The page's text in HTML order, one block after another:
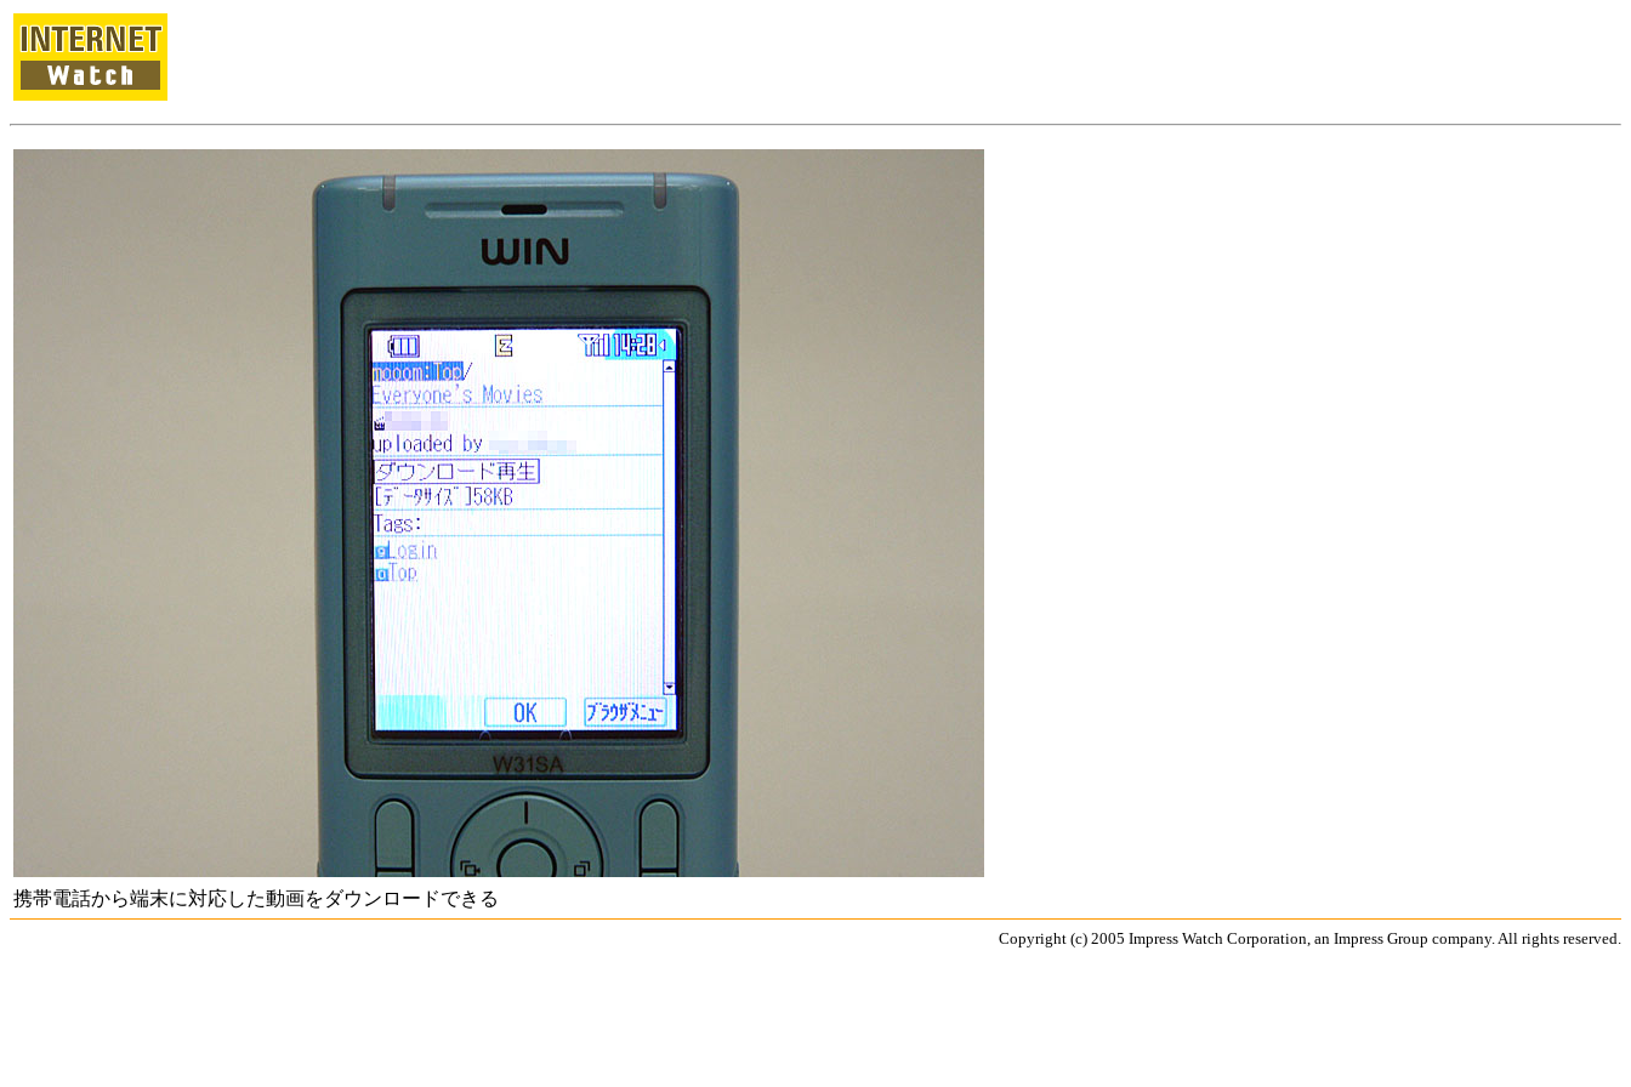
携帯電話から端末に対応した動画をダウンロードできる
Copyright (c) 2005 Impress Watch Corporation, an Impress Group company. All rights reserved.